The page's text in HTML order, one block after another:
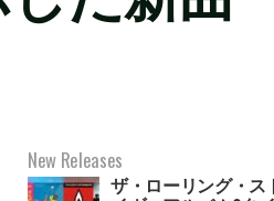
New Releases
ザ・ローリング・ス